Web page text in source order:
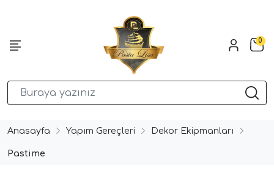
0
Anasayfa Yapım Gereçleri Dekor Ekipmanları
Pastime